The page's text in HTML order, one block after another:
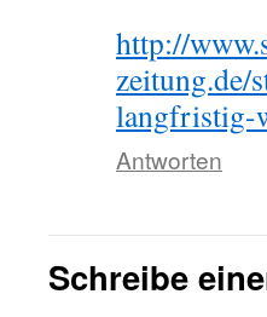
http://
zeitung.de/
langfristig-
Antworten
Schreibe